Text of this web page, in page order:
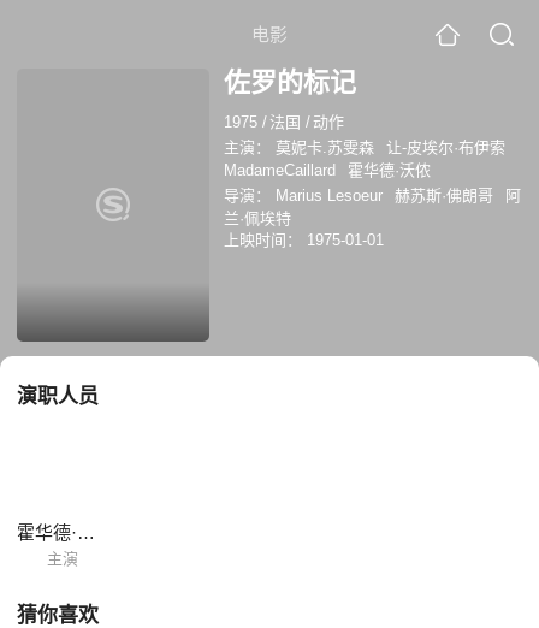
电影
佐罗的标记
1975 / 法国 / 动作
主演：
莫妮卡.苏雯森
让-皮埃尔·布伊索
MadameCaillard
霍华德·沃侬
导演：
Marius Lesoeur 赫苏斯·佛朗哥
阿
兰·佩埃特
上映时间：
1975-01-01
演职人员
霍华德·沃侬
主演
猜你喜欢